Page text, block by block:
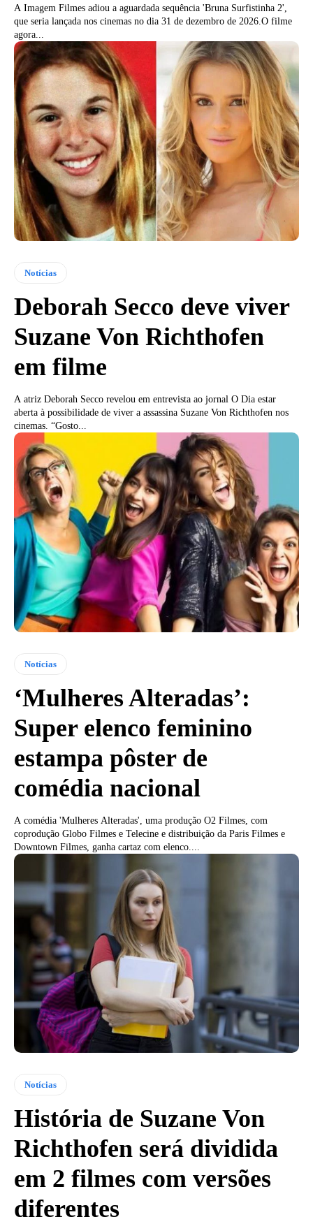
A Imagem Filmes adiou a aguardada sequência 'Bruna Surfistinha 2',
que seria lançada nos cinemas no dia 31 de dezembro de 2026.O filme
agora...
Notícias
Deborah Secco deve viver
Suzane Von Richthofen
em filme
A atriz Deborah Secco revelou em entrevista ao jornal O Dia estar
aberta à possibilidade de viver a assassina Suzane Von Richthofen nos
cinemas. “Gosto...
Notícias
‘Mulheres Alteradas’:
Super elenco feminino
estampa pôster de
comédia nacional
A comédia 'Mulheres Alteradas', uma produção O2 Filmes, com
coprodução Globo Filmes e Telecine e distribuição da Paris Filmes e
Downtown Filmes, ganha cartaz com elenco....
Notícias
História de Suzane Von
Richthofen será dividida
em 2 filmes com versões
diferentes